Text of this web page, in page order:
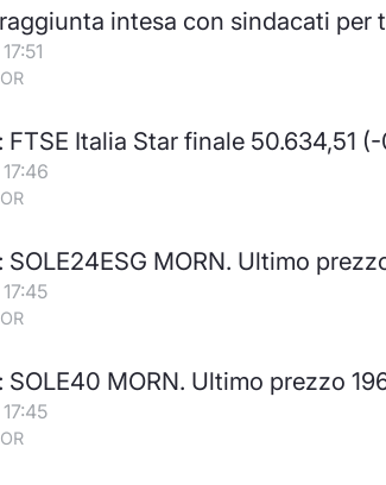
intesa con sindacati
FTSE Italia Star finale 50.634,51
SOLE24ESG MORN. Ultimo
SOLE40 MORN. Ultimo prezzo